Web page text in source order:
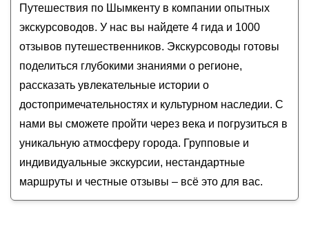
На джипе из Шымкента — к каньону реки Аксу
Из Шымкента в Туркестан: древние города и
главные места Шымкента
Дарья
Дарья
сентябрь 2026года от 7 000до 56 000 RUB
Путешествия по Шымкенту в компании опытных
экскурсоводов. У нас вы найдете 4 гида и 1000
отзывов путешественников. Экскурсоводы готовы
поделиться глубокими знаниями о регионе,
рассказать увлекательные истории о
достопримечательностях и культурном наследии. С
нами вы сможете пройти через века и погрузиться в
уникальную атмосферу города. Групповые и
индивидуальные экскурсии, нестандартные
маршруты и честные отзывы – всё это для вас.